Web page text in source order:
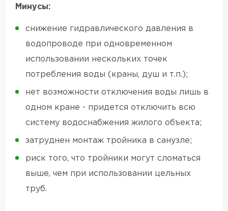
Минусы:
снижение гидравлического давления в
водопроводе при одновременном
использовании нескольких точек
потребления воды (краны, душ и т.п.);
нет возможности отключения воды лишь в
одном кране - придется отключить всю
систему водоснабжения жилого объекта;
затруднен монтаж тройника в санузле;
риск того, что тройники могут сломаться
выше, чем при использовании цельных
труб.